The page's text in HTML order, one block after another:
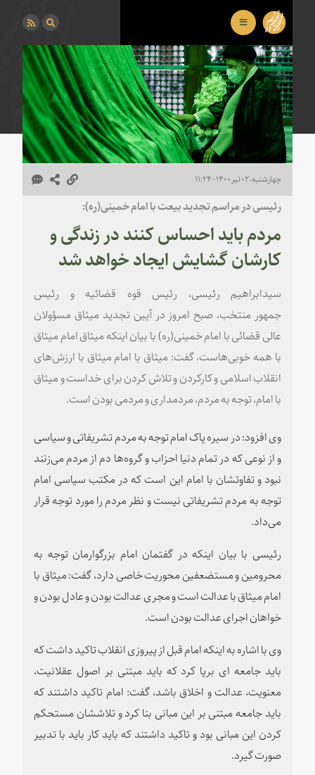
چهارشنبه، ۰۲ تیر ۱۴۰۰ - ۱۱:۲۴
رئیسی در مراسم تجدید بیعت با امام خمینی(ره):
مردم باید احساس کنند در زندگی و
کارشان گشایش ایجاد خواهد شد
سیدابراهیم رئیسی، رئیس قوه قضائیه و رئیس
جمهور منتخب، صبح امروز در آیین تجدید میثاق مسؤولان
عالی قضائی با امام خمینی(ره) با بیان اینکه میثاق امام میثاق
با همه خوبی‌هاست،‌ گفت: میثاق با امام میثاق با ارزش‌های
انقلاب اسلامی و کارکردن و تلاش کردن برای خداست و میثاق
با امام، توجه به مردم، مردمداری و مردمی بودن است.
وی افزود: در سیره پاک امام توجه به مردم تشریفاتی و سیاسی
و از نوعی که در تمام دنیا احزاب و گروه‌ها دم از مردم می‌زنند
نبود و تفاوتشان با امام این است که در مکتب سیاسی امام
توجه به مردم تشریفاتی نیست و نظر مردم را مورد توجه قرار
می‌داد.
رئیسی با بیان اینکه در گفتمان امام بزرگوارمان توجه به
محرومین و مستضعفین محوریت خاصی دارد، گفت: میثاق با
امام میثاق با عدالت است و مجری عدالت بودن و عادل بودن و
خواهان اجرای عدالت بودن است.
وی با اشاره به اینکه امام قبل از پیروزی انقلاب تاکید داشت که
باید جامعه ای برپا کرد که باید مبتنی بر اصول عقلانیت،
معنویت،‌ عدالت و اخلاق باشد، گفت: امام تاکید داشتند که
باید جامعه مبتنی بر این مبانی بنا کرد و تلاششان مستحکم
کردن این مبانی بود و تاکید داشتند که باید کار باید با تدبیر
صورت گیرد.